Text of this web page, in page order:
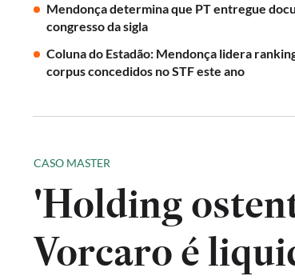
Mendonça determina que PT entregue
congresso da sigla
Coluna do Estadão: Mendonça lidera
corpus concedidos no STF este ano
CASO MASTER
'Holding
Vorcaro é